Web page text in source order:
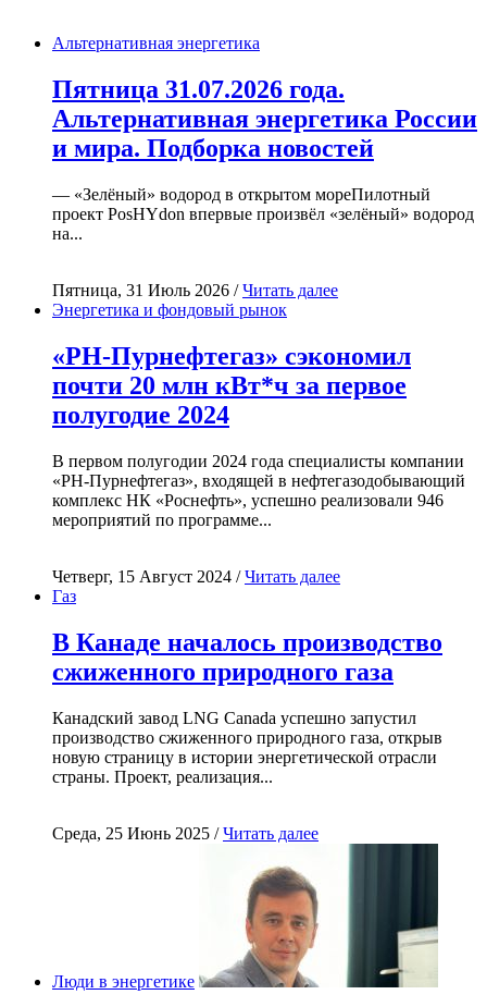
Альтернативная энергетика
Пятница 31.07.2026 года.
Альтернативная энергетика России
и мира. Подборка новостей
— «Зелёный» водород в открытом мореПилотный
проект PosHYdon впервые произвёл «зелёный» водород
на...
Пятница, 31 Июль 2026 /Читать далее
Энергетика и фондовый рынок
«РН-Пурнефтегаз» сэкономил
почти 20 млн кВт*ч за первое
полугодие 2024
В первом полугодии 2024 года специалисты компании
«РН-Пурнефтегаз», входящей в нефтегазодобывающий
комплекс НК «Роснефть», успешно реализовали 946
мероприятий по программе...
Четверг, 15 Август 2024 /Читать далее
Газ
В Канаде началось производство
сжиженного природного газа
Канадский завод LNG Canada успешно запустил
производство сжиженного природного газа, открыв
новую страницу в истории энергетической отрасли
страны. Проект, реализация...
Среда, 25 Июнь 2025 /Читать далее
Люди в энергетике